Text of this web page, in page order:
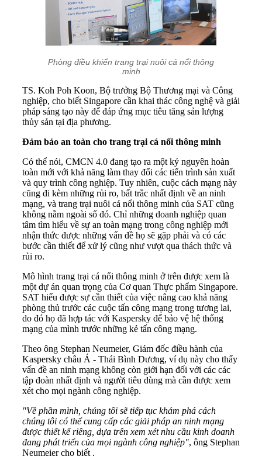
Phòng điều khiển trang trại nuôi cá nổi thông
minh
TS. Koh Poh Koon, Bộ trưởng Bộ Thương mại và Công
nghiệp, cho biết Singapore cần khai thác công nghệ và giải
pháp sáng tạo này để đáp ứng mục tiêu tăng sản lượng
thủy sản tại địa phương.
Đảm bảo an toàn cho trang trại cá nổi thông minh
Có thể nói, CMCN 4.0 đang tạo ra một kỷ nguyên hoàn
toàn mới với khả năng làm thay đổi các tiến trình sản xuất
và quy trình công nghiệp. Tuy nhiên, cuộc cách mạng này
cũng đi kèm những rủi ro, bất trắc nhất định về an ninh
mạng, và trang trại nuôi cá nổi thông minh của SAT cũng
không nằm ngoài số đó. Chỉ những doanh nghiệp quan
tâm tìm hiểu về sự an toàn mạng trong công nghiệp mới
nhận thức được những vấn đề họ sẽ gặp phải và có các
bước cần thiết để xử lý cũng như vượt qua thách thức và
rủi ro.
Mô hình trang trại cá nổi thông minh ở trên được xem là
một dự án quan trọng của Cơ quan Thực phẩm Singapore.
SAT hiểu được sự cần thiết của việc nâng cao khả năng
phòng thủ trước các cuộc tấn công mạng trong tương lai,
do đó họ đã hợp tác với Kaspersky để bảo vệ hệ thống
mạng của mình trước những kẻ tấn công mạng.
Theo ông Stephan Neumeier, Giám đốc điều hành của
Kaspersky châu Á - Thái Bình Dương, ví dụ này cho thấy
vấn đề an ninh mạng không còn giới hạn đối với các các
tập đoàn nhất định và người tiêu dùng mà cần được xem
xét cho mọi ngành công nghiệp.
"Về phần mình, chúng tôi sẽ tiếp tục khám phá cách
chúng tôi có thể cung cấp các giải pháp an ninh mạng
được thiết kế riêng, dựa trên xem xét nhu cầu kinh doanh
đang phát triển của mọi ngành công nghiệp", ông Stephan
Neumeier cho biết .